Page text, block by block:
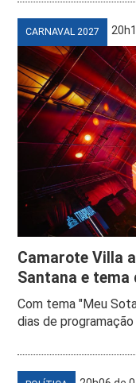
CARNAVAL 2027
Camarote Villa
Santana e tema
Com tema "Meu
dias de